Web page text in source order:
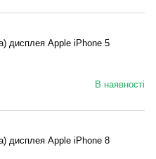
дисплея Apple iPhone 5
В наявності
дисплея Apple iPhone 8